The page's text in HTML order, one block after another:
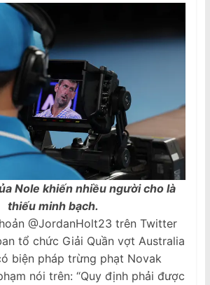
Nole khiến nhiều người cho là
thiếu minh bạch.
@JordanHolt23 trên Twitter
tổ chức Giải Quần vợt Australia
biện pháp trừng phạt Novak
nói trên: “Quy định phải được